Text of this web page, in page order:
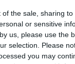
of the sale, sharing
or sensitive
us, please use the
selection. Please
you may
u. 18.